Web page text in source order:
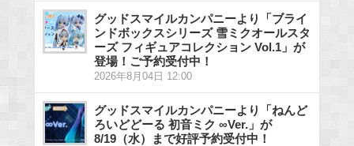
グッドスマイルカンパニーより「ブライ
ンドボックスシリーズ 雪ミクオールスタ
ーズ フィギュアコレクション Vol.1」が
登場！ご予約受付中！
2026年8月04日 12:00
グッドスマイルカンパニーより「ねんど
ろいどどーる 初音ミク ∞Ver.」が
8/19（水）まで好評予約受付中！